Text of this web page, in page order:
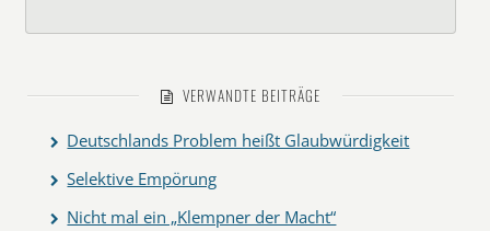
VERWANDTE BEITRÄGE
Deutschlands Problem heißt Glaubwürdigkeit
Selektive Empörung
Nicht mal ein „Klempner der Macht“